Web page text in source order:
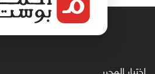
اختيار المحرر